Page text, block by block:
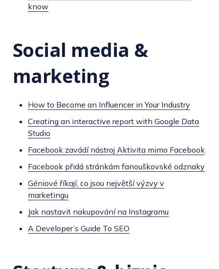
know
Social media &
marketing
How to Become an Influencer in Your Industry
Creating an interactive report with Google Data
Studio
Facebook zavádí nástroj Aktivita mimo Facebook
Facebook přidá stránkám fanouškovské odznaky
Géniové říkají, co jsou největší výzvy v
marketingu
Jak nastavit nakupování na Instagramu
A Developer’s Guide To SEO